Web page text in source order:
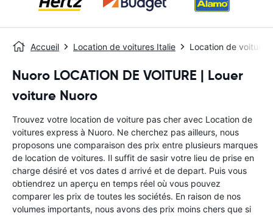
Accueil Location de voitures Italie Location de voitures
Nuoro LOCATION DE VOITURE | Louer
voiture Nuoro
Trouvez votre location de voiture pas cher avec Location de
voitures express à Nuoro. Ne cherchez pas ailleurs, nous
proposons une comparaison des prix entre plusieurs marques
de location de voitures. Il suffit de sasir votre lieu de prise en
charge désiré et vos dates d arrivé et de depart. Puis vous
obtiendrez un aperçu en temps réel où vous pouvez
comparer les prix de toutes les sociétés. En raison de nos
volumes importants, nous avons des prix moins chers que si